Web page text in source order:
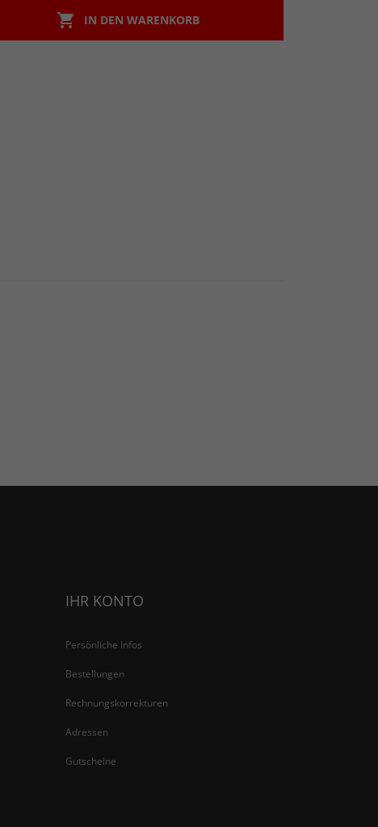
 IN DEN WARENKORB
IHR KONTO
Persönliche Infos
Bestellungen
Rechnungskorrekturen
Adressen
Gutscheine